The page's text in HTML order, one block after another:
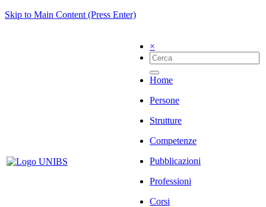
Skip to Main Content (Press Enter)
×
Home
Persone
Strutture
Competenze
Pubblicazioni
Professioni
Corsi